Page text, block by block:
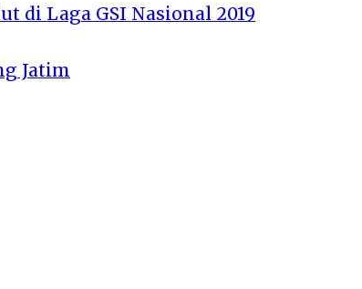
di Laga GSI Nasional 2019
Jatim